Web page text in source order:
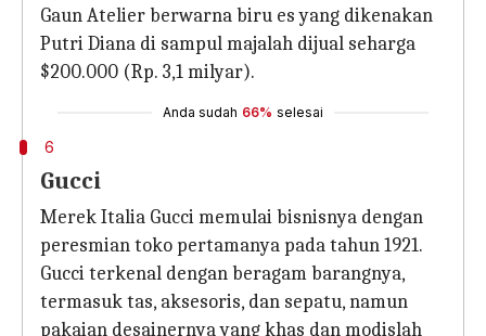
Gaun Atelier berwarna biru es yang dikenakan
Putri Diana di sampul majalah dijual seharga
$200.000 (Rp. 3,1 milyar).
Anda sudah 66% selesai
6
Gucci
Merek Italia Gucci memulai bisnisnya dengan
peresmian toko pertamanya pada tahun 1921.
Gucci terkenal dengan beragam barangnya,
termasuk tas, aksesoris, dan sepatu, namun
pakaian desainernya yang khas dan modislah